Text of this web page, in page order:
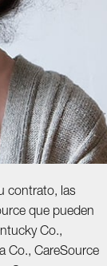
contrato, las
que pueden
Co.,
Co., CareSource